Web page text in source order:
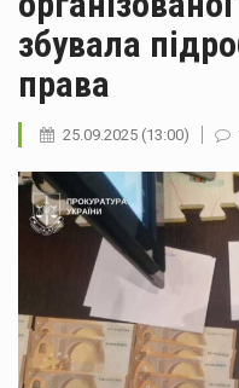
збувала
права
25.09.2025 (13:00)